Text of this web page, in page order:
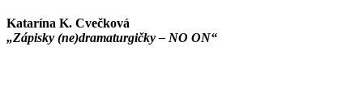
Katarína K. Cvečková
„Zápisky (ne)dramaturgičky – NO ON“